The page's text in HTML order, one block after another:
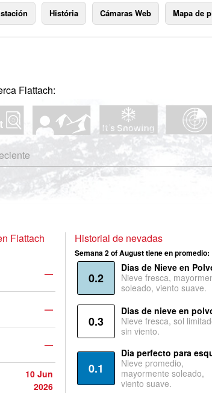
História Cámaras Web Mapa de
Flattach:
Flattach
—
—
—
10 Jun
2026
Historial de nevadas
Semana 2 of August tiene en promedio:
0.2
Dias de Nieve en
Nieve fresca,
soleado, viento suave.
0.3
Dias de nieve en
Nieve fresca, sol
sin viento.
0.1
Dia perfecto para
Nieve promedio,
mayormente soleado,
viento suave.